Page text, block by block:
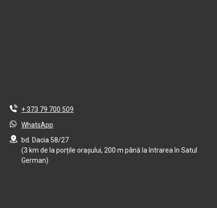
+ 373 79 700 509
WhatsApp
bd. Dacia 58/27
(3 km de la porțile orașului, 200 m până la întrarea în Satul
German)